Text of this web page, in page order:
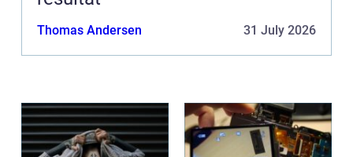
Thomas Andersen 31 July 2026